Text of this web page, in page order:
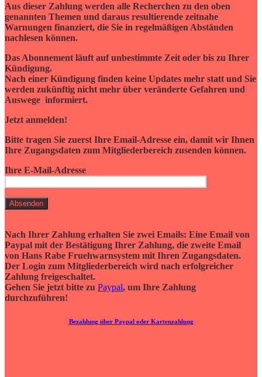
Aus dieser Zahlung werden alle Recherchen zu den oben
genannten Themen und daraus resultierende zeitnahe
Warnungen finanziert, die Sie in regelmäßigen Abständen
nachlesen können.
Das Abonnement läuft auf unbestimmte Zeit oder bis zu Ihrer
Kündigung.
Nach einer Kündigung finden keine Updates mehr statt und Sie
werden zukünftig nicht mehr über veränderte Gefahren und
Auswege informiert.
Jetzt anmelden!
Bitte tragen Sie zuerst Ihre Email-Adresse ein, damit wir Ihnen
Ihre Zugangsdaten zum Mitgliederbereich zusenden können.
Ihre E-Mail-Adresse
Nach Ihrer Zahlung erhalten Sie zwei Emails: Eine Email von
Paypal mit der Bestätigung Ihrer Zahlung, die zweite Email
von Hans Rabe Fruehwarnsystem mit Ihren Zugangsdaten.
Der Login zum Mitgliederbereich wird nach erfolgreicher
Zahlung freigeschaltet.
Gehen Sie jetzt bitte zu Paypal, um Ihre Zahlung
durchzuführen!
Bezahlung über Paypal oder Kartenzahlung